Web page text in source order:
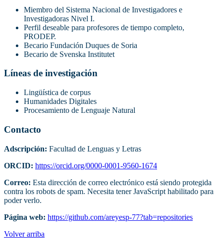
Miembro del Sistema Nacional de Investigadores e
Investigadoras Nivel I.
Perfil deseable para profesores de tiempo completo,
PRODEP.
Becario Fundación Duques de Soria
Becario de Svenska Institutet
Líneas de investigación
Lingüística de corpus
Humanidades Digitales
Procesamiento de Lenguaje Natural
Contacto
Adscripción: Facultad de Lenguas y Letras
ORCID: https://orcid.org/0000-0001-9560-1674
Correo: Esta dirección de correo electrónico está siendo protegida
contra los robots de spam. Necesita tener JavaScript habilitado para
poder verlo.
Página web: https://github.com/areyesp-77?tab=repositories
Volver arriba